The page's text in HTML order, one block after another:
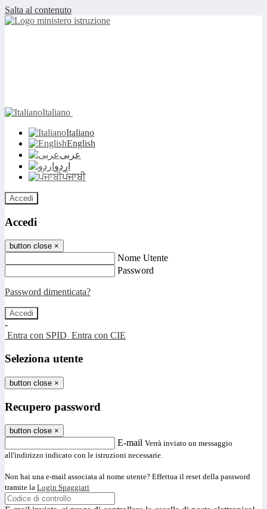
Salta al contenuto
Italiano
Italiano
English
عربى
اردو
ਪੰਜਾਬੀ
Accedi
Accedi
button close ×
Nome Utente
Password
Password dimenticata?
-
Entra con SPID Entra con CIE
Seleziona utente
button close ×
Recupero password
button close ×
E-mail Verrà inviato un messaggio
all'indirizzo indicato con le istruzioni necessarie.
Non hai una e-mail associata al nome utente? Effettua il reset della password
tramite la Login Spaggiari